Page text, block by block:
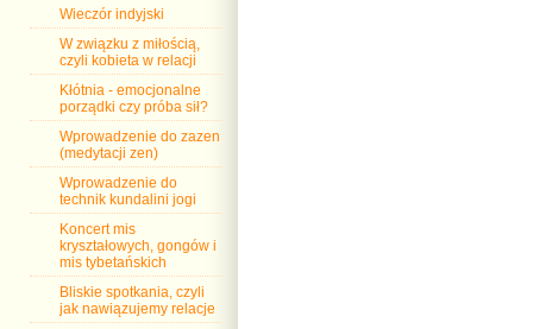
Wieczór indyjski
W związku z miłością,
czyli kobieta w relacji
Kłótnia - emocjonalne
porządki czy próba sił?
Wprowadzenie do zazen
(medytacji zen)
Wprowadzenie do
technik kundalini jogi
Koncert mis
kryształowych, gongów i
mis tybetańskich
Bliskie spotkania, czyli
jak nawiązujemy relacje